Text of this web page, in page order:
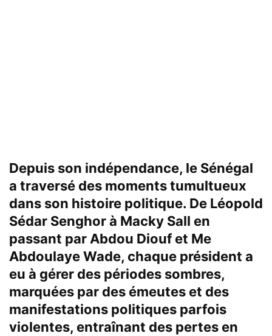
Depuis son indépendance, le Sénégal
a traversé des moments tumultueux
dans son histoire politique. De Léopold
Sédar Senghor à Macky Sall en
passant par Abdou Diouf et Me
Abdoulaye Wade, chaque président a
eu à gérer des périodes sombres,
marquées par des émeutes et des
manifestations politiques parfois
violentes, entraînant des pertes en